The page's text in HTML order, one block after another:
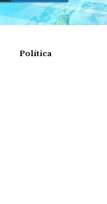
Política